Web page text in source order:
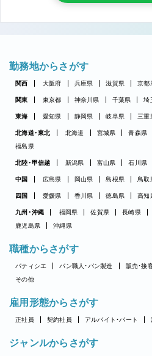
勤務地からさがす
関西 大阪府 兵庫県 滋賀県 京都
関東 東京都 神奈川県 千葉県 埼
東海 愛知県 静岡県 岐阜県 三重
北海道・東北 北海道 宮城県 青森県
福島県
北陸・甲信越 新潟県 富山県 石川県
中国 広島県 岡山県 島根県 鳥取
四国 愛媛県 香川県 徳島県 高知
九州・沖縄 福岡県 佐賀県 長崎県
鹿児島県
沖縄県
職種からさがす
パティシエ パン職人・パン製造 販売・接
その他
雇用形態からさがす
正社員 契約社員 アルバイト・パート
ジャンルからさがす